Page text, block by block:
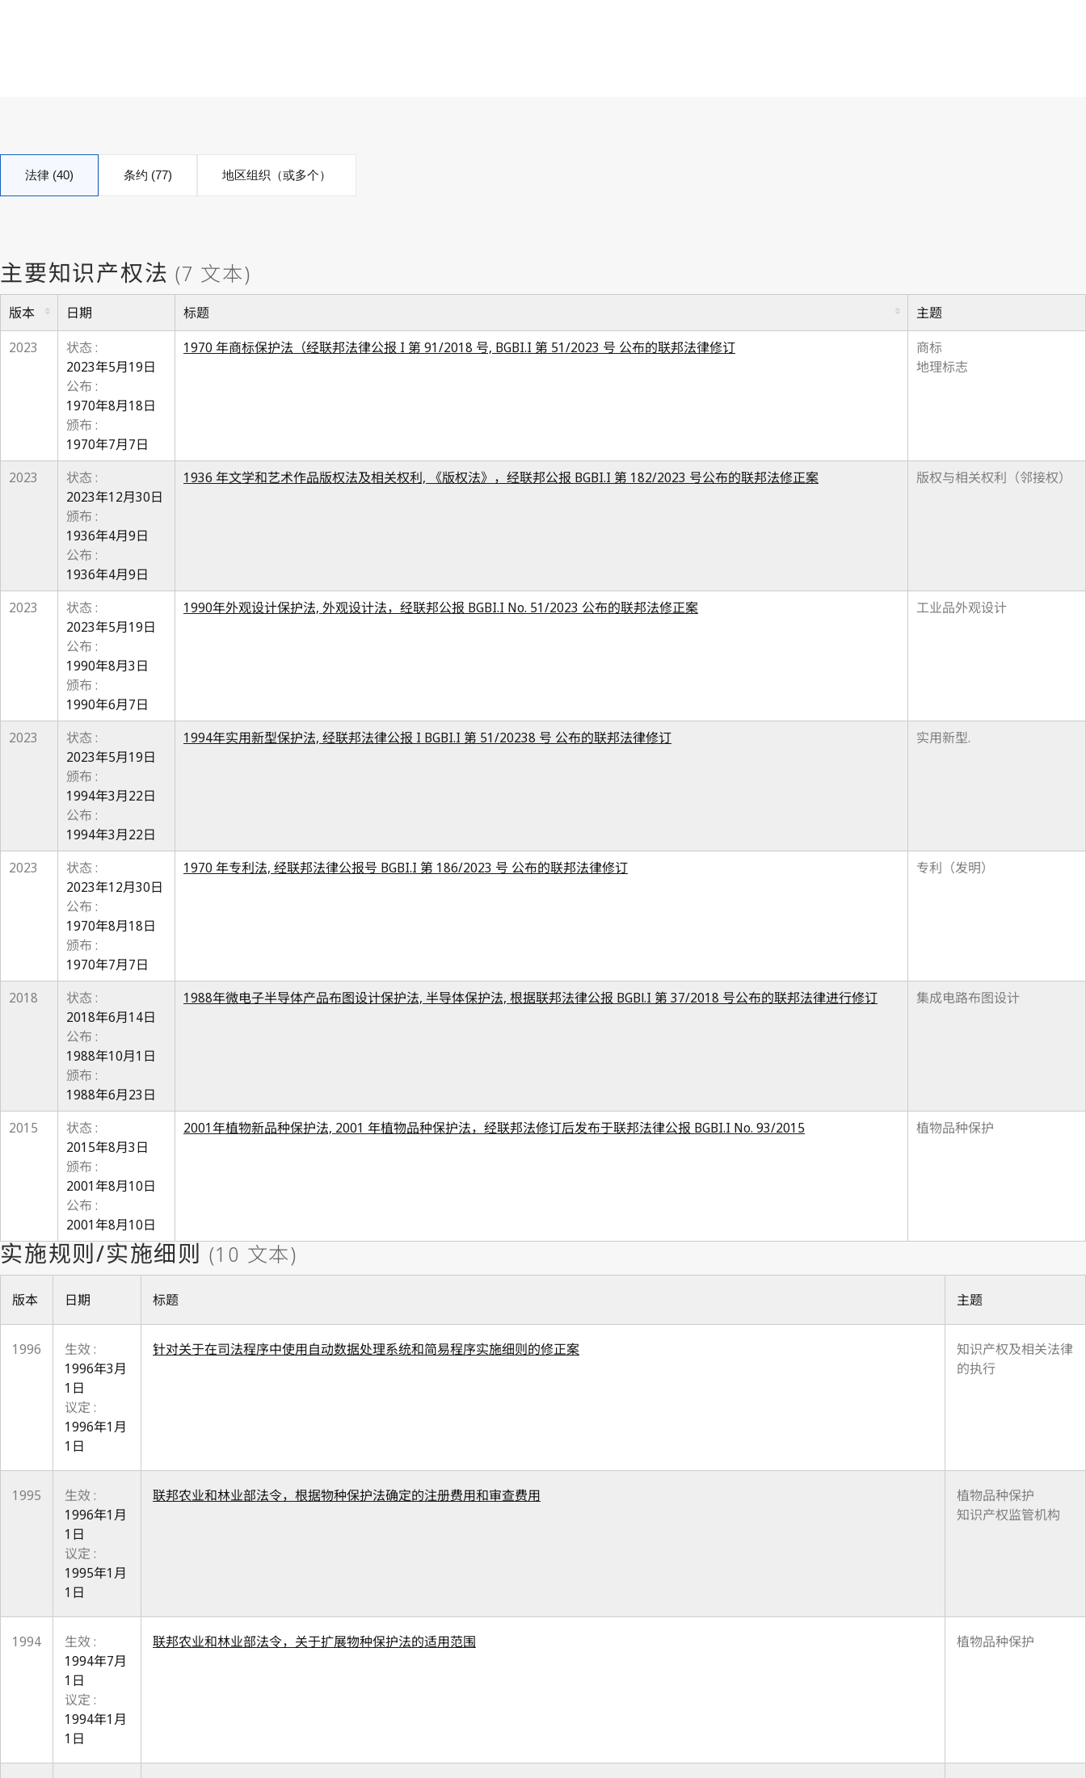
法律 (40) 条约 (77) 地区组织（或多个）
版本 日期 标题
主题
2023
状态 :
2023年5月19日
公布 :
1970年8月18日
颁布 :
1970年7月7日
1970 年商标保护法（经联邦法律公报 I 第 91/2018 号, BGBI.I 第 51/2023 号 公布的联邦法律修订
商标
地理标志
2023
状态 :
2023年12月30日
颁布 :
1936年4月9日
公布 :
1936年4月9日
1936 年文学和艺术作品版权法及相关权利, 《版权法》，经联邦公报 BGBI.I 第 182/2023 号公布的联邦法修正案 版权与相关权利（邻接权）
2023
状态 :
2023年5月19日
公布 :
1990年8月3日
颁布 :
1990年6月7日
1990年外观设计保护法, 外观设计法，经联邦公报 BGBI.I No. 51/2023 公布的联邦法修正案 工业品外观设计
2023
状态 :
2023年5月19日
颁布 :
1994年3月22日
公布 :
1994年3月22日
1994年实用新型保护法, 经联邦法律公报 I BGBI.I 第 51/20238 号 公布的联邦法律修订 实用新型.
2023
状态 :
2023年12月30日
公布 :
1970年8月18日
颁布 :
1970年7月7日
1970 年专利法, 经联邦法律公报号 BGBI.I 第 186/2023 号 公布的联邦法律修订 专利（发明）
2018
状态 :
2018年6月14日
公布 :
1988年10月1日
颁布 :
1988年6月23日
1988年微电子半导体产品布图设计保护法, 半导体保护法, 根据联邦法律公报 BGBl.I 第 37/2018 号公布的联邦法律进行修订 集成电路布图设计
2015
状态 :
2015年8月3日
颁布 :
2001年8月10日
公布 :
2001年8月10日
2001年植物新品种保护法, 2001 年植物品种保护法，经联邦法修订后发布于联邦法律公报 BGBI.I No. 93/2015 植物品种保护
版本 日期 标题 主题
1996
生效 :
1996年3月
1日
议定 :
1996年1月
1日
针对关于在司法程序中使用自动数据处理系统和简易程序实施细则的修正案
知识产权及相关法律
的执行
1995
生效 :
1996年1月
1日
议定 :
1995年1月
1日
联邦农业和林业部法令，根据物种保护法确定的注册费用和审查费用
植物品种保护
知识产权监管机构
1994
生效 :
1994年7月
1日
议定 :
1994年1月
1日
联邦农业和林业部法令，关于扩展物种保护法的适用范围 植物品种保护